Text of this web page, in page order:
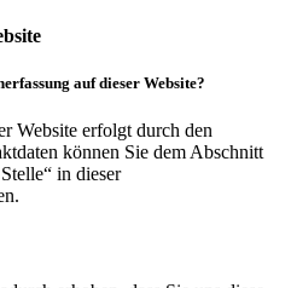
auf dieser Website?
Website erfolgt durch den
können Sie dem Abschnitt
in dieser